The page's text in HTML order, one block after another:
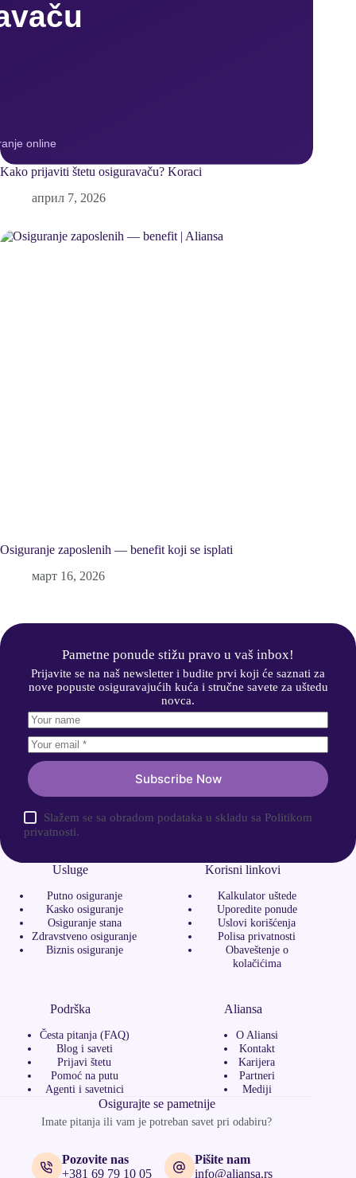
Kako prijaviti štetu osiguravaču? Koraci
април 7, 2026
Osiguranje zaposlenih — benefit koji se isplati
март 16, 2026
Pametne ponude stižu pravo u vaš inbox!
Prijavite se na naš newsletter i budite prvi koji će saznati za
nove popuste osiguravajućih kuća i stručne savete za uštedu
novca.
Subscribe Now
Slažem se sa obradom podataka u skladu sa Politikom
privatnosti.
Usluge
Putno osiguranje
Kasko osiguranje
Osiguranje stana
Zdravstveno osiguranje
Biznis osiguranje
Korisni linkovi
Kalkulator uštede
Uporedite ponude
Uslovi korišćenja
Polisa privatnosti
Obaveštenje o
kolačićima
Podrška
Česta pitanja (FAQ)
Blog i saveti
Prijavi štetu
Pomoć na putu
Agenti i savetnici
Aliansa
O Aliansi
Kontakt
Karijera
Partneri
Mediji
Osigurajte se pametnije
Imate pitanja ili vam je potreban savet pri odabiru?
Pozovite nas
+381 69 79 10 05
Pišite nam
info@aliansa.rs